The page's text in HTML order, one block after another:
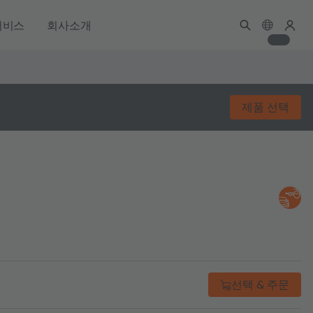
스 회사소개
제품 선택
선택 & 주문